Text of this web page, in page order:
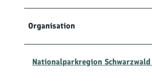
Organisation
Nationalparkregion Schwarzwald